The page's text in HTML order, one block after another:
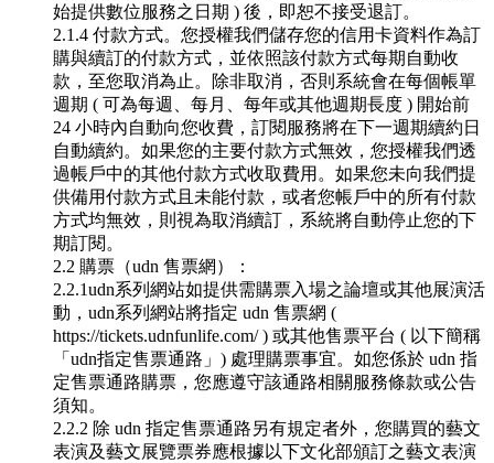
始提供數位服務之日期 ) 後，即恕不接受退訂。
2.1.4 付款方式。您授權我們儲存您的信用卡資料作為訂
購與續訂的付款方式，並依照該付款方式每期自動收
款，至您取消為止。除非取消，否則系統會在每個帳單
週期 ( 可為每週、每月、每年或其他週期長度 ) 開始前
24 小時內自動向您收費，訂閱服務將在下一週期續約日
自動續約。 如果您的主要付款方式無效，您授權我們透
過帳戶中的其他付款方式收取費用。如果您未向我們提
供備用付款方式且未能付款，或者您帳戶中的所有付款
方式均無效，則視為取消續訂，系統將自動停止您的下
期訂閱。
2.2 購票（udn 售票網）：
2.2.1udn系列網站如提供需購票入場之論壇或其他展演活
動，udn系列網站將指定 udn 售票網 (
https://tickets.udnfunlife.com/ ) 或其他售票平台 ( 以下簡稱
「udn指定售票通路」) 處理購票事宜。如您係於 udn 指
定售票通路購票，您應遵守該通路相關服務條款或公告
須知。
2.2.2 除 udn 指定售票通路另有規定者外，您購買的藝文
表演及藝文展覽票券應根據以下文化部頒訂之藝文表演